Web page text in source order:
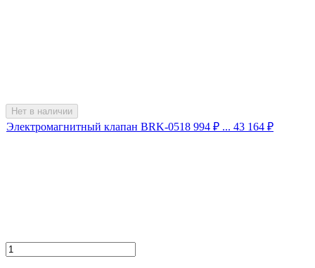
Нет в наличии
Электромагнитный клапан BRK-0518 994 ₽ ... 43 164 ₽